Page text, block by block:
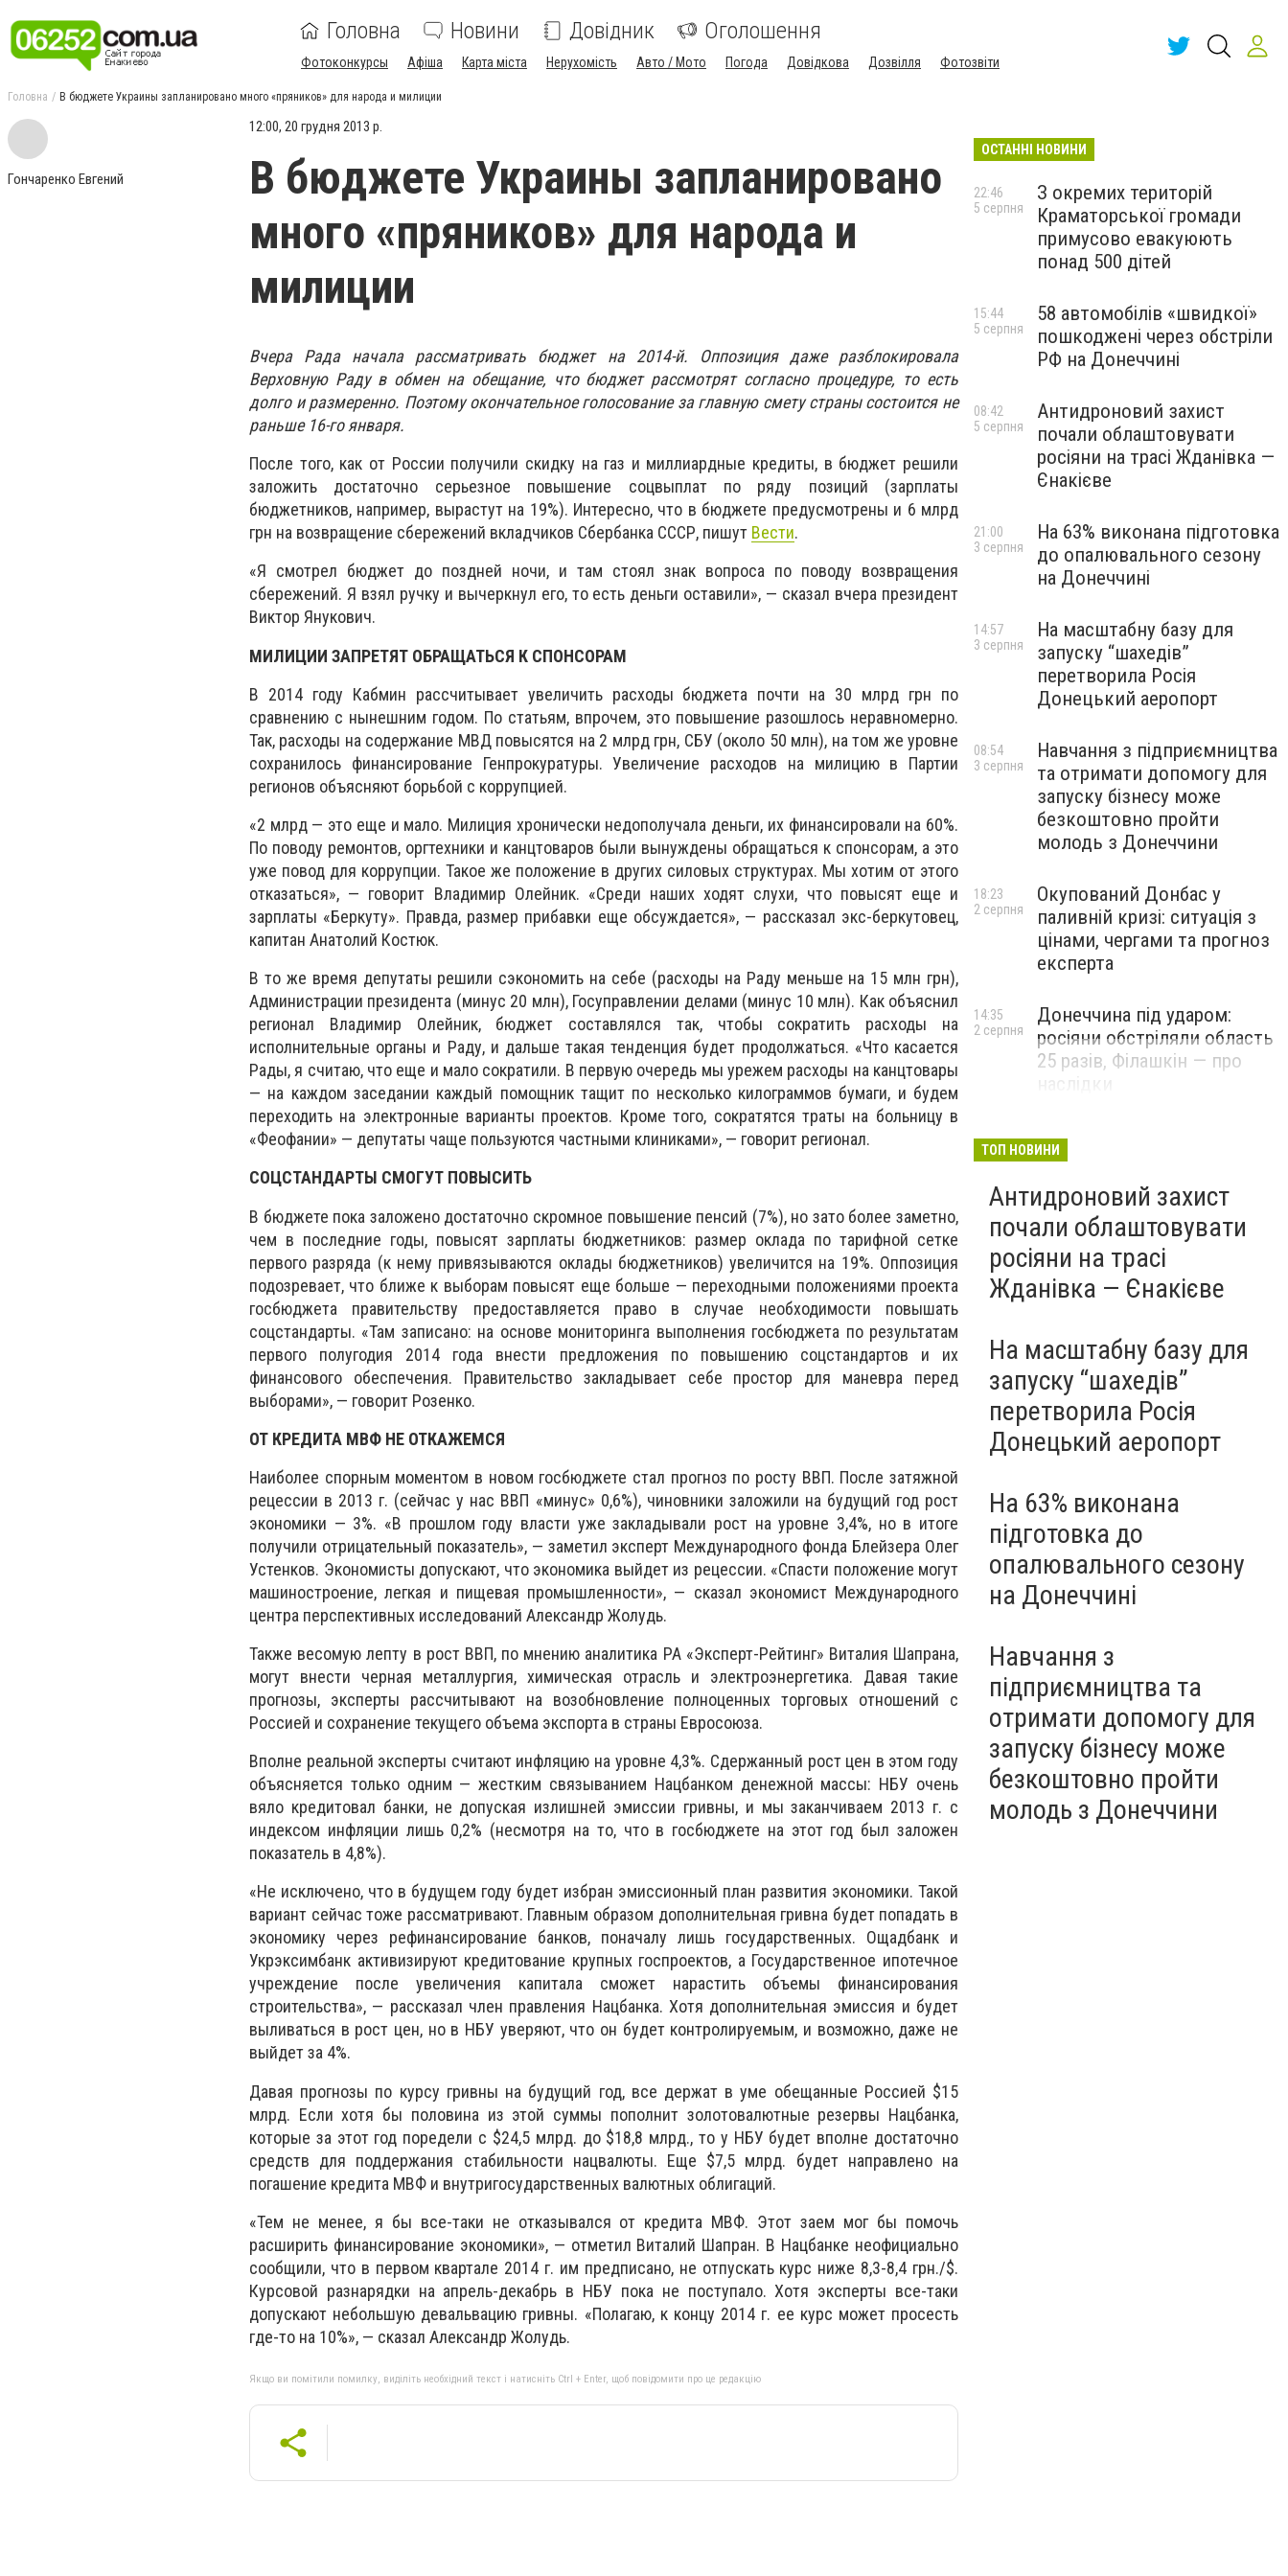
Головна Новини Довідник Оголошення
Фотоконкурсы Афіша Карта міста Нерухомість Авто / Мото Погода Довідкова Дозвілля Фотозвіти
Головна В бюджете Украины запланировано много «пряников» для народа и милиции
Гончаренко Евгений
12:00, 20 грудня 2013 р.
В бюджете Украины запланировано
много «пряников» для народа и
милиции
Вчера Рада начала рассматривать бюджет на 2014-й. Оппозиция даже разблокировала
Верховную Раду в обмен на обещание, что бюджет рассмотрят согласно процедуре, то есть
долго и размеренно. Поэтому окончательное голосование за главную смету страны состоится не
раньше 16-го января.
После того, как от России получили скидку на газ и миллиардные кредиты, в бюджет решили
заложить достаточно серьезное повышение соцвыплат по ряду позиций (зарплаты
бюджетников, например, вырастут на 19%). Интересно, что в бюджете предусмотрены и 6 млрд
грн на возвращение сбережений вкладчиков Сбербанка СССР, пишут Вести.
«Я смотрел бюджет до поздней ночи, и там стоял знак вопроса по поводу возвращения
сбережений. Я взял ручку и вычеркнул его, то есть деньги оставили», — сказал вчера президент
Виктор Янукович.
МИЛИЦИИ ЗАПРЕТЯТ ОБРАЩАТЬСЯ К СПОНСОРАМ
В 2014 году Кабмин рассчитывает увеличить расходы бюджета почти на 30 млрд грн по
сравнению с нынешним годом. По статьям, впрочем, это повышение разошлось неравномерно.
Так, расходы на содержание МВД повысятся на 2 млрд грн, СБУ (около 50 млн), на том же уровне
сохранилось финансирование Генпрокуратуры. Увеличение расходов на милицию в Партии
регионов объясняют борьбой с коррупцией.
«2 млрд — это еще и мало. Милиция хронически недополучала деньги, их финансировали на 60%.
По поводу ремонтов, оргтехники и канцтоваров были вынуждены обращаться к спонсорам, а это
уже повод для коррупции. Такое же положение в других силовых структурах. Мы хотим от этого
отказаться», — говорит Владимир Олейник. «Среди наших ходят слухи, что повысят еще и
зарплаты «Беркуту». Правда, размер прибавки еще обсуждается», — рассказал экс-беркутовец,
капитан Анатолий Костюк.
В то же время депутаты решили сэкономить на себе (расходы на Раду меньше на 15 млн грн),
Администрации президента (минус 20 млн), Госуправлении делами (минус 10 млн). Как объяснил
регионал Владимир Олейник, бюджет составлялся так, чтобы сократить расходы на
исполнительные органы и Раду, и дальше такая тенденция будет продолжаться. «Что касается
Рады, я считаю, что еще и мало сократили. В первую очередь мы урежем расходы на канцтовары
— на каждом заседании каждый помощник тащит по несколько килограммов бумаги, и будем
переходить на электронные варианты проектов. Кроме того, сократятся траты на больницу в
«Феофании» — депутаты чаще пользуются частными клиниками», — говорит регионал.
СОЦСТАНДАРТЫ СМОГУТ ПОВЫСИТЬ
В бюджете пока заложено достаточно скромное повышение пенсий (7%), но зато более заметно,
чем в последние годы, повысят зарплаты бюджетников: размер оклада по тарифной сетке
первого разряда (к нему привязываются оклады бюджетников) увеличится на 19%. Оппозиция
подозревает, что ближе к выборам повысят еще больше — переходными положениями проекта
госбюджета правительству предоставляется право в случае необходимости повышать
соцстандарты. «Там записано: на основе мониторинга выполнения госбюджета по результатам
первого полугодия 2014 года внести предложения по повышению соцстандартов и их
финансового обеспечения. Правительство закладывает себе простор для маневра перед
выборами», — говорит Розенко.
ОТ КРЕДИТА МВФ НЕ ОТКАЖЕМСЯ
Наиболее спорным моментом в новом госбюджете стал прогноз по росту ВВП. После затяжной
рецессии в 2013 г. (сейчас у нас ВВП «минус» 0,6%), чиновники заложили на будущий год рост
экономики — 3%. «В прошлом году власти уже закладывали рост на уровне 3,4%, но в итоге
получили отрицательный показатель», — заметил эксперт Международного фонда Блейзера Олег
Устенков. Экономисты допускают, что экономика выйдет из рецессии. «Спасти положение могут
машиностроение, легкая и пищевая промышленности», — сказал экономист Международного
центра перспективных исследований Александр Жолудь.
Также весомую лепту в рост ВВП, по мнению аналитика РА «Эксперт-Рейтинг» Виталия Шапрана,
могут внести черная металлургия, химическая отрасль и электроэнергетика. Давая такие
прогнозы, эксперты рассчитывают на возобновление полноценных торговых отношений с
Россией и сохранение текущего объема экспорта в страны Евросоюза.
Вполне реальной эксперты считают инфляцию на уровне 4,3%. Сдержанный рост цен в этом году
объясняется только одним — жестким связыванием Нацбанком денежной массы: НБУ очень
вяло кредитовал банки, не допуская излишней эмиссии гривны, и мы заканчиваем 2013 г. с
индексом инфляции лишь 0,2% (несмотря на то, что в госбюджете на этот год был заложен
показатель в 4,8%).
«Не исключено, что в будущем году будет избран эмиссионный план развития экономики. Такой
вариант сейчас тоже рассматривают. Главным образом дополнительная гривна будет попадать в
экономику через рефинансирование банков, поначалу лишь государственных. Ощадбанк и
Укрэксимбанк активизируют кредитование крупных госпроектов, а Государственное ипотечное
учреждение после увеличения капитала сможет нарастить объемы финансирования
строительства», — рассказал член правления Нацбанка. Хотя дополнительная эмиссия и будет
выливаться в рост цен, но в НБУ уверяют, что он будет контролируемым, и возможно, даже не
выйдет за 4%.
Давая прогнозы по курсу гривны на будущий год, все держат в уме обещанные Россией $15
млрд. Если хотя бы половина из этой суммы пополнит золотовалютные резервы Нацбанка,
которые за этот год поредели с $24,5 млрд. до $18,8 млрд., то у НБУ будет вполне достаточно
средств для поддержания стабильности нацвалюты. Еще $7,5 млрд. будет направлено на
погашение кредита МВФ и внутригосударственных валютных облигаций.
«Тем не менее, я бы все-таки не отказывался от кредита МВФ. Этот заем мог бы помочь
расширить финансирование экономики», — отметил Виталий Шапран. В Нацбанке неофициально
сообщили, что в первом квартале 2014 г. им предписано, не отпускать курс ниже 8,3-8,4 грн./$.
Курсовой разнарядки на апрель-декабрь в НБУ пока не поступало. Хотя эксперты все-таки
допускают небольшую девальвацию гривны. «Полагаю, к концу 2014 г. ее курс может просесть
где-то на 10%», — сказал Александр Жолудь.
Якщо ви помітили помилку, виділіть необхідний текст і натисніть Ctrl + Enter, щоб повідомити про це редакцію
ОСТАННІ НОВИНИ
З окремих територій
Краматорської громади
примусово евакуюють
понад 500 дітей
22:46
5 серпня
58 автомобілів «швидкої»
пошкоджені через обстріли
РФ на Донеччині
15:44
5 серпня
Антидроновий захист
почали облаштовувати
росіяни на трасі Жданівка —
Єнакієве
08:42
5 серпня
На 63% виконана підготовка
до опалювального сезону
на Донеччині
21:00
3 серпня
На масштабну базу для
запуску “шахедів”
перетворила Росія
Донецький аеропорт
14:57
3 серпня
Навчання з підприємництва
та отримати допомогу для
запуску бізнесу може
безкоштовно пройти
молодь з Донеччини
08:54
3 серпня
Окупований Донбас у
паливній кризі: ситуація з
цінами, чергами та прогноз
експерта
18:23
2 серпня
Донеччина під ударом:
росіяни обстріляли область
25 разів, Філашкін — про
14:35
2 серпня
ТОП НОВИНИ
Антидроновий захист
почали облаштовувати
росіяни на трасі
Жданівка — Єнакієве
На масштабну базу для
запуску “шахедів”
перетворила Росія
Донецький аеропорт
На 63% виконана
підготовка до
опалювального сезону
на Донеччині
Навчання з
підприємництва та
отримати допомогу для
запуску бізнесу може
безкоштовно пройти
молодь з Донеччини